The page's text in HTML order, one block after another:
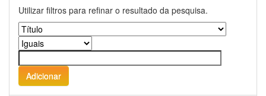
Utilizar filtros para refinar o resultado da pesquisa.